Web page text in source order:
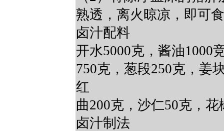
熟透，离火晾凉，即可
卤汁配料
开水5000克，酱油1000
750克，葱段250克，姜
红
曲200克，沙仁50克，花
卤汁制法